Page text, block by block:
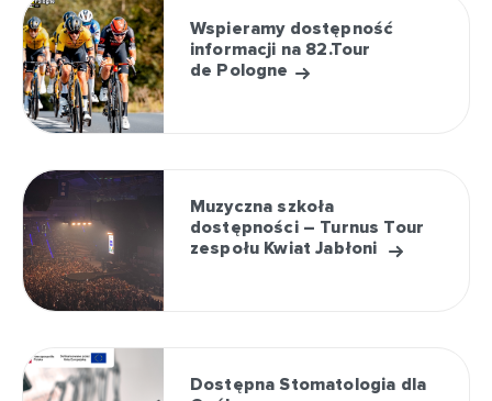
Wspieramy dostępność
informacji na 82.Tour
de Pologne
Muzyczna szkoła
dostępności – Turnus Tour
zespołu Kwiat Jabłoni
Dostępna Stomatologia dla